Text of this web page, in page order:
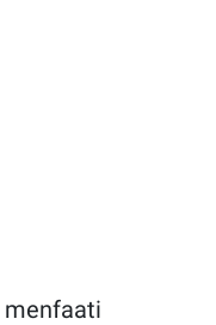
menfaati